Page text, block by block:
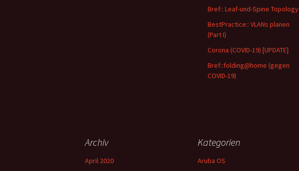
Bref:: Leaf-und-Spine Topology
BestPractice:: VLANs planen
(Part I)
Corona (COVID-19) [UPDATE]
Bref::folding@home (gegen
COVID-19)
Archiv
April 2020
Kategorien
Aruba OS